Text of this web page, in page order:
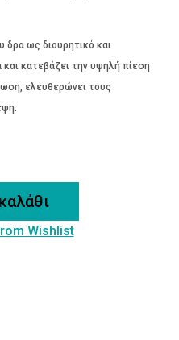
δρα ως διουρητικό και
κατεβάζει την υψηλή πίεση
ελευθερώνει τους
Wishlist